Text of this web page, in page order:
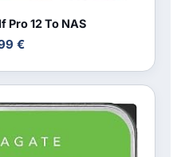
Pro 12 To NAS
€